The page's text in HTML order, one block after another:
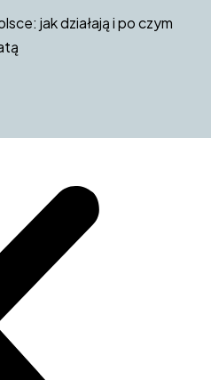
jak działają i po czym